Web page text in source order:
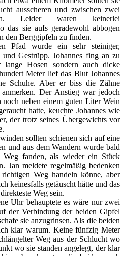
ausscheren und zwischen zwei
Leider waren keinerlei
das sie aufs geradewohl abbogen
den Berggipfeln zu finden.
Pfad wurde ein sehr steiniger,
Gestrüpp. Johannes fing an zu
Hosen sondern auch dicke
Meter lief das Blut Johannes
Schuhe. Aber er biss die Zähne
Der Anstieg war jedoch
neben einem guten Liter Wein
hatte, keuchte Johannes wie
der trotz seines Übergewichts vor
sollten schienen sich auf eine
und aus dem Wandern wurde bald
fanden, als wieder ein Stück
Jan meldete regelmäßig bedenken
Weg handeln könne, aber
keinesfalls getäuscht hätte und das
Weg sein.
Uhr behauptete es wäre nur zwei
der Verbindung der beiden Gipfel
sie anzugrinsen. Als die beiden
klar warum. Keine fünfzig Meter
Weg aus der Schlucht wo
wo sie standen angelegt, der klar